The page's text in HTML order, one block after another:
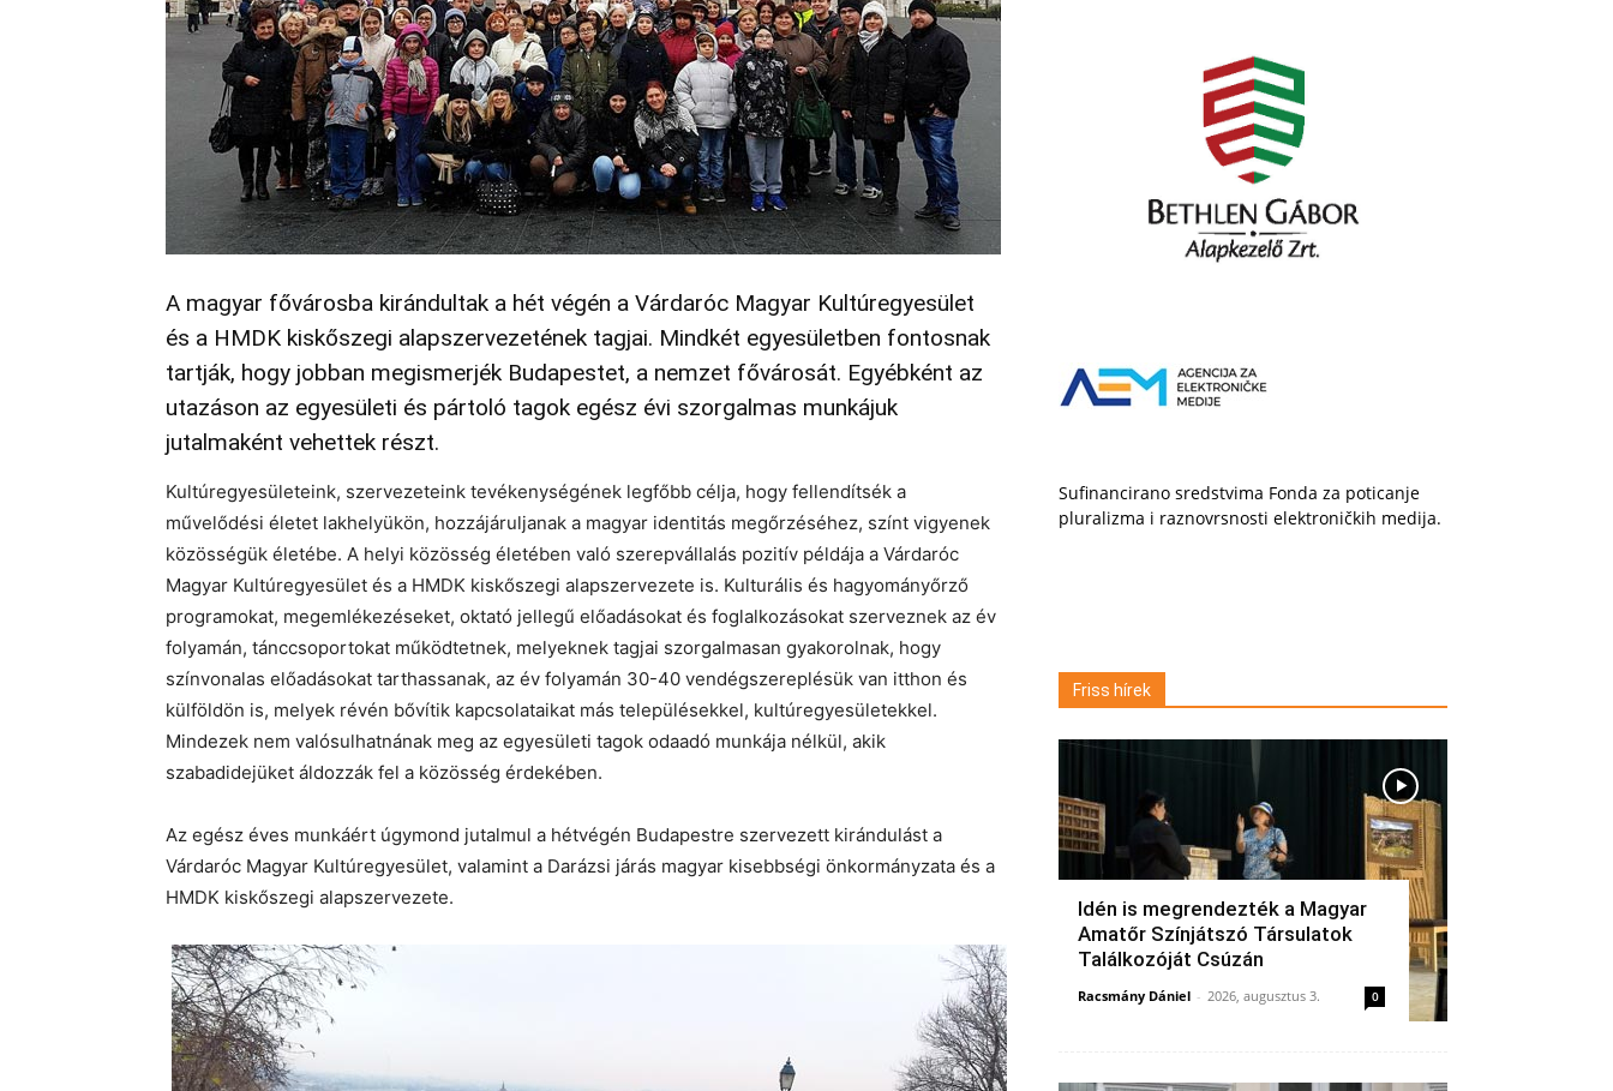
A magyar fővárosba kirándultak a hét végén a Várdaróc Magyar Kultúregyesület
és a HMDK kiskőszegi alapszervezetének tagjai. Mindkét egyesületben fontosnak
tartják, hogy jobban megismerjék Budapestet, a nemzet fővárosát. Egyébként az
utazáson az egyesületi és pártoló tagok egész évi szorgalmas munkájuk
jutalmaként vehettek részt.
Kultúregyesületeink, szervezeteink tevékenységének legfőbb célja, hogy fellendítsék a
művelődési életet lakhelyükön, hozzájáruljanak a magyar identitás megőrzéséhez, színt vigyenek
közösségük életébe. A helyi közösség életében való szerepvállalás pozitív példája a Várdaróc
Magyar Kultúregyesület és a HMDK kiskőszegi alapszervezete is. Kulturális és hagyományőrző
programokat, megemlékezéseket, oktató jellegű előadásokat és foglalkozásokat szerveznek az év
folyamán, tánccsoportokat működtetnek, melyeknek tagjai szorgalmasan gyakorolnak, hogy
színvonalas előadásokat tarthassanak, az év folyamán 30-40 vendégszereplésük van itthon és
külföldön is, melyek révén bővítik kapcsolataikat más településekkel, kultúregyesületekkel.
Mindezek nem valósulhatnának meg az egyesületi tagok odaadó munkája nélkül, akik
szabadidejüket áldozzák fel a közösség érdekében.
Az egész éves munkáért úgymond jutalmul a hétvégén Budapestre szervezett kirándulást a
Várdaróc Magyar Kultúregyesület, valamint a Darázsi járás magyar kisebbségi önkormányzata és a
HMDK kiskőszegi alapszervezete.
Sufinancirano sredstvima Fonda za poticanje
pluralizma i raznovrsnosti elektroničkih medija.
Friss hírek
Idén is megrendezték a Magyar
Amatőr Színjátszó Társulatok
Találkozóját Csúzán
Racsmány Dániel - 2026, augusztus 3. 0